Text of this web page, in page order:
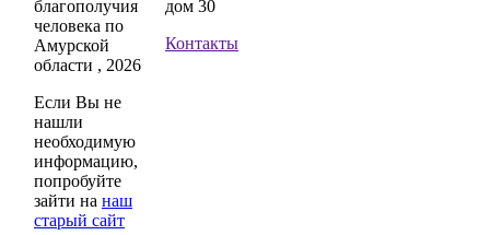
благополучия
человека по
Амурской
области , 2026
Если Вы не
нашли
необходимую
информацию,
попробуйте
зайти на наш
старый сайт
дом 30
Контакты